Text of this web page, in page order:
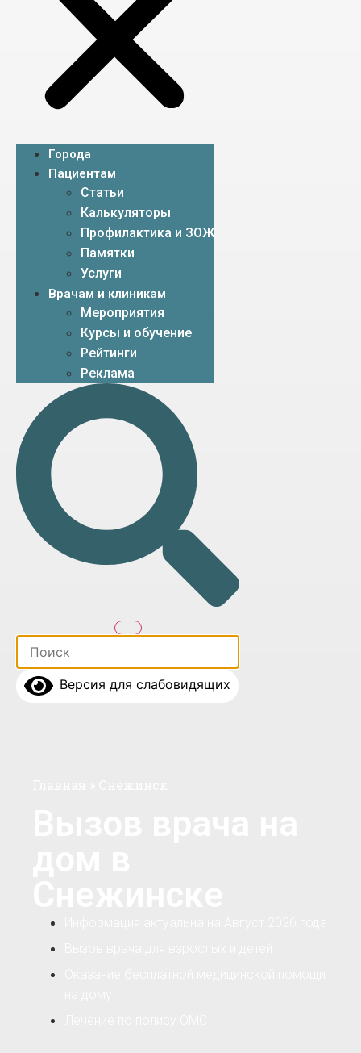
Города
Пациентам
Статьи
Калькуляторы
Профилактика и ЗОЖ
Памятки
Услуги
Врачам и клиникам
Мероприятия
Курсы и обучение
Рейтинги
Реклама
Версия для слабовидящих